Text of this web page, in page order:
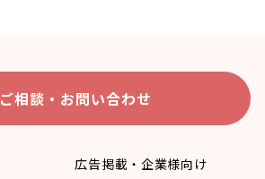
ご相談・お問い合わせ
広告掲載・企業様向け